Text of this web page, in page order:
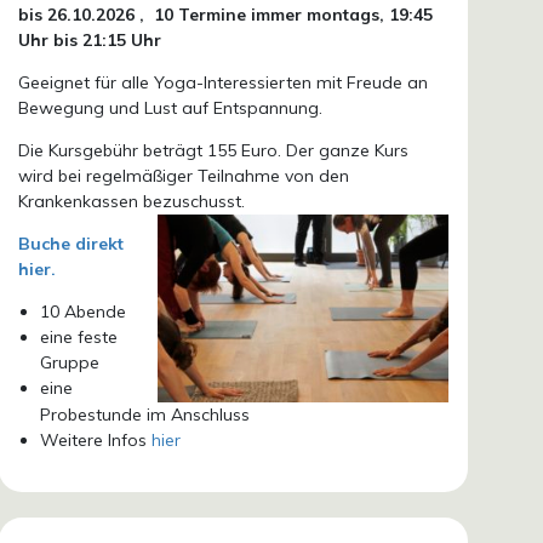
bis 26.10.2026 ,
10 Termine immer montags, 19:45
Uhr bis 21:15 Uhr
Geeignet für alle Yoga-Interessierten mit Freude an
Bewegung und Lust auf Entspannung.
Die Kursgebühr beträgt 155 Euro. Der ganze Kurs
wird bei regelmäßiger Teilnahme von den
Krankenkassen bezuschusst.
Buche direkt
hier.
10 Abende
eine feste
Gruppe
eine
Probestunde im Anschluss
Weitere Infos hier